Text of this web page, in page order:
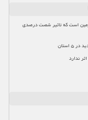
است که تاثیر شصت درصدی
استان
ندارد